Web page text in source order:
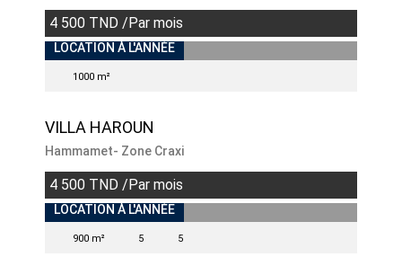
4 500 TND /Par mois
INDISPONIBLE
LOCATION À L'ANNÉE
1000 m²
VILLA HAROUN
Hammamet- Zone Craxi
4 500 TND /Par mois
INDISPONIBLE
LOCATION À L'ANNÉE
900 m² 5 5